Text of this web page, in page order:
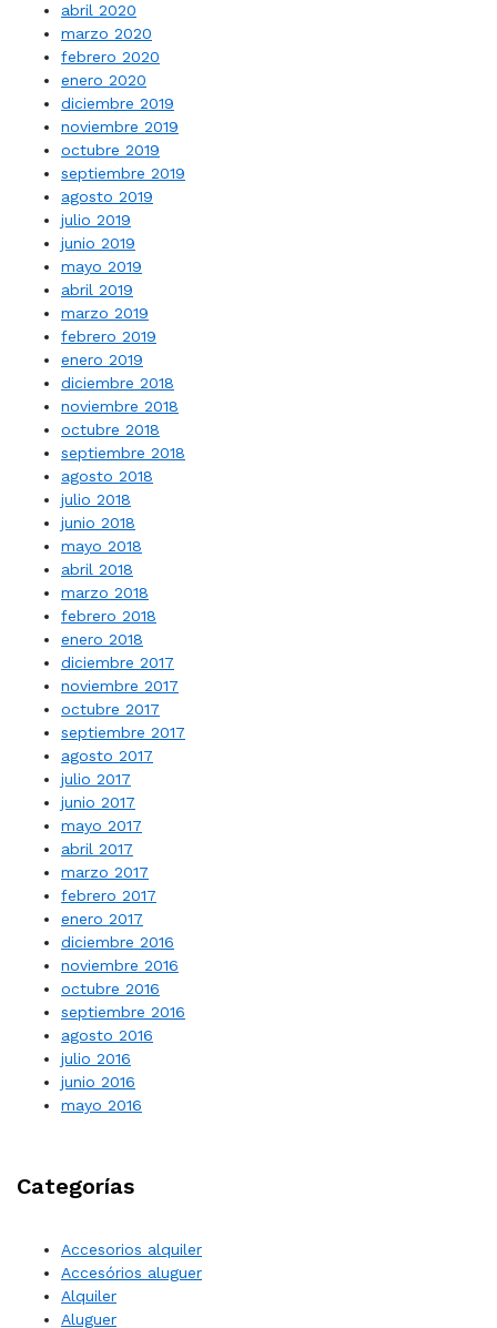
abril 2020
marzo 2020
febrero 2020
enero 2020
diciembre 2019
noviembre 2019
octubre 2019
septiembre 2019
agosto 2019
julio 2019
junio 2019
mayo 2019
abril 2019
marzo 2019
febrero 2019
enero 2019
diciembre 2018
noviembre 2018
octubre 2018
septiembre 2018
agosto 2018
julio 2018
junio 2018
mayo 2018
abril 2018
marzo 2018
febrero 2018
enero 2018
diciembre 2017
noviembre 2017
octubre 2017
septiembre 2017
agosto 2017
julio 2017
junio 2017
mayo 2017
abril 2017
marzo 2017
febrero 2017
enero 2017
diciembre 2016
noviembre 2016
octubre 2016
septiembre 2016
agosto 2016
julio 2016
junio 2016
mayo 2016
Categorías
Accesorios alquiler
Accesórios aluguer
Alquiler
Aluguer